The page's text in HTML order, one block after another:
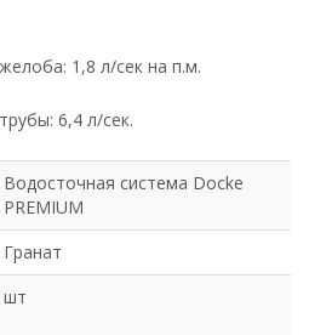
1,8 л/сек на п.м.
6,4 л/сек.
Водосточная система Docke
PREMIUM
Гранат
шт